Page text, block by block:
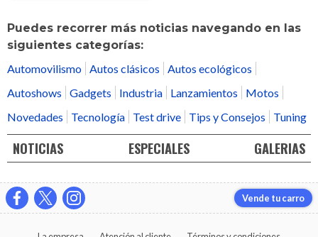
Puedes recorrer más noticias navegando en las
siguientes categorías:
Automovilismo
Autos clásicos
Autos ecológicos
Autoshows
Gadgets Industria Lanzamientos
Motos
Novedades
Tecnología Test drive Tips y Consejos Tuning
NOTICIAS ESPECIALES GALERIAS
Vende tu carro